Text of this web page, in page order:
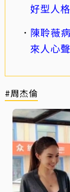
好型人
陳聆薇
來人心
#周杰倫